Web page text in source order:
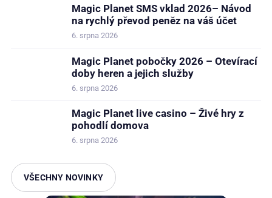
Magic Planet SMS vklad 2026– Návod
na rychlý převod peněz na váš účet
6. srpna 2026
Magic Planet pobočky 2026 – Otevírací
doby heren a jejich služby
6. srpna 2026
Magic Planet live casino – Živé hry z
pohodlí domova
6. srpna 2026
VŠECHNY NOVINKY